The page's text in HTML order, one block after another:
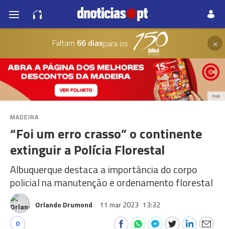
Faltam 66 diaspara os ×
PUB
MADEIRA
“Foi um erro crasso” o continente
extinguir a Polícia Florestal
Albuquerque destaca a importância do corpo
policial na manutenção e ordenamento florestal
Orlando Drumond 11 mar 2023 13:32
0